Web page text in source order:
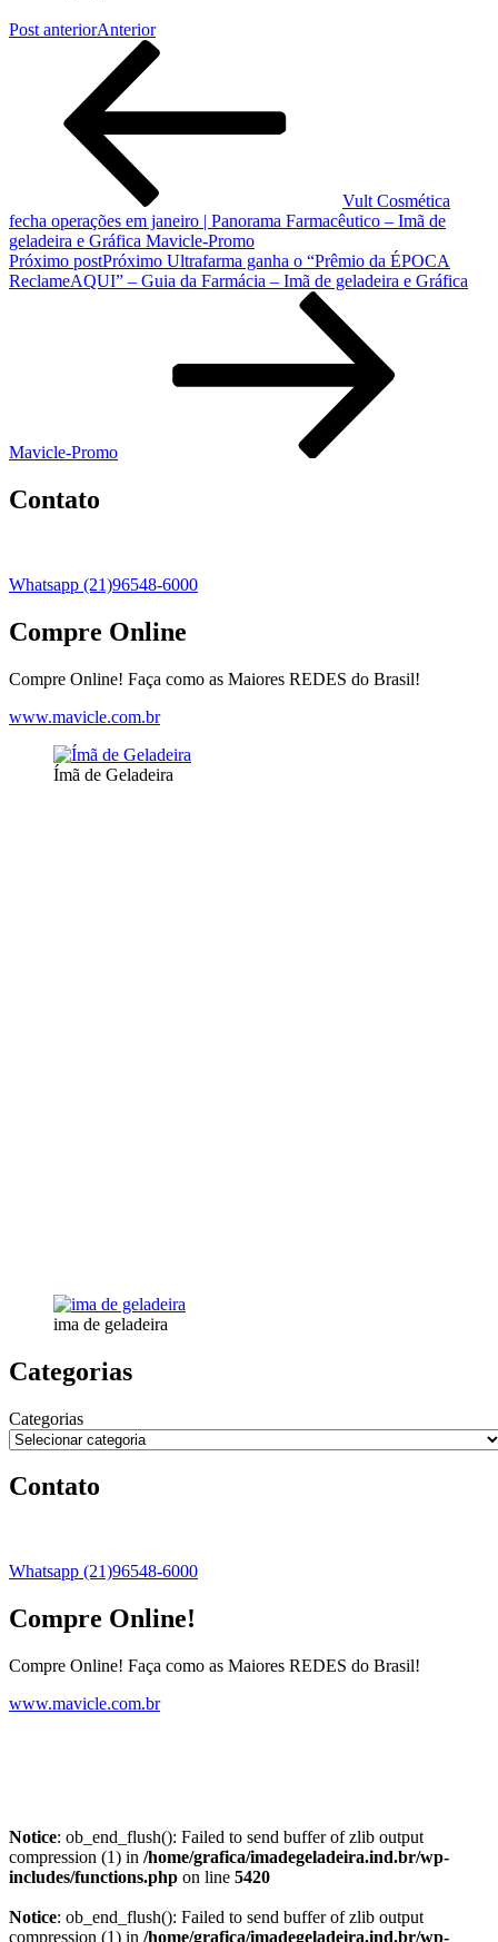
Post anteriorAnterior
Vult Cosmética
fecha operações em janeiro | Panorama Farmacêutico – Imã de
geladeira e Gráfica Mavicle-Promo
Próximo postPróximo Ultrafarma ganha o “Prêmio da ÉPOCA
ReclameAQUI” – Guia da Farmácia – Imã de geladeira e Gráfica
Mavicle-Promo
Contato
Whatsapp (21)96548-6000
Compre Online
Compre Online! Faça como as Maiores REDES do Brasil!
www.mavicle.com.br
Ímã de Geladeira
ima de geladeira
Categorias
Categorias
Contato
Whatsapp (21)96548-6000
Compre Online!
Compre Online! Faça como as Maiores REDES do Brasil!
www.mavicle.com.br
Notice: ob_end_flush(): Failed to send buffer of zlib output
compression (1) in /home/grafica/imadegeladeira.ind.br/wp-
includes/functions.php on line 5420
Notice: ob_end_flush(): Failed to send buffer of zlib output
compression (1) in /home/grafica/imadegeladeira.ind.br/wp-